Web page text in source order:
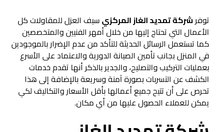
توفرشركة تمديد الغاز المركزي سيف العزل للمقاولات كل
الأعمال التي تحتاج إليها من خلال أمهر الفنيين والمتخصصين
كما تستعمل الرسائل الحديثة للتأكد من عدم الإضرار بالموجودين
في المنزل بجانب تأمين الصيانة الدورية والاعتماد على الأسرع
بعمليات التركيب والتصليح، والجدير بالذكر أنها تقدم خدمات
الكشف عن التسربات بصورة آمنة وسريعة بالإضافة إلى هذا
تحرص على أن تتيح جميع أعمالها بأقل الأسعار والتكاليف لكي
يمكن للعملاء الحصول عليها من أي مكان.